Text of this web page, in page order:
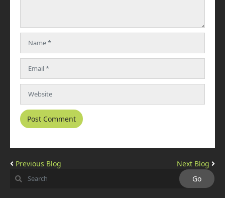
Previous Blog Next Blog